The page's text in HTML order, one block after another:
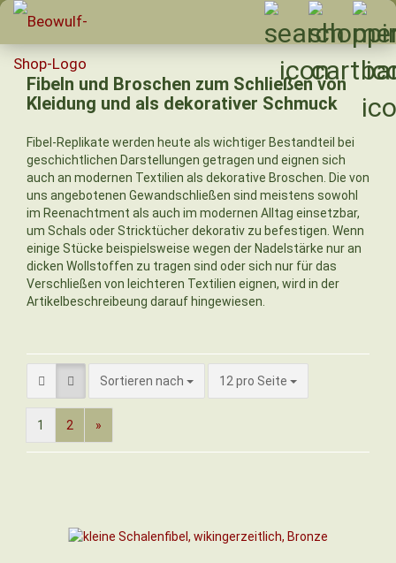
Fibeln und Broschen zum Schließen von
Kleidung und als dekorativer Schmuck
Fibel-Replikate werden heute als wichtiger Bestandteil bei
geschichtlichen Darstellungen getragen und eignen sich
auch an modernen Textilien als dekorative Broschen. Die von
uns angebotenen Gewandschließen sind meistens sowohl
im Reenachtment als auch im modernen Alltag einsetzbar,
um Schals oder Stricktücher dekorativ zu befestigen. Wenn
einige Stücke beispielsweise wegen der Nadelstärke nur an
dicken Wollstoffen zu tragen sind oder sich nur für das
Verschließen von leichteren Textilien eignen, wird in der
Artikelbeschreibeung darauf hingewiesen.
Sortieren nach
Sortieren nach 12 pro Seite
pro Seite
1 2 »